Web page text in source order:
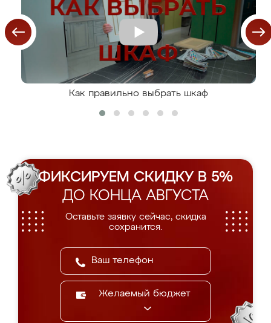
Как правильно выбрать шкаф
ФИКСИРУЕМ СКИДКУ В 5%
ДО КОНЦА АВГУСТА
Оставьте заявку сейчас, скидка
сохранится.
Желаемый бюджет